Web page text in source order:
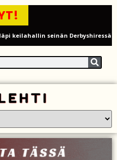
keilahallin seinän Derbyshiressä
käsistä – teini ammuttiin
tuleen Manhattanilla
vuotishääpäiväänsä – näin F1-
sulkemista pois sosiaalisesta